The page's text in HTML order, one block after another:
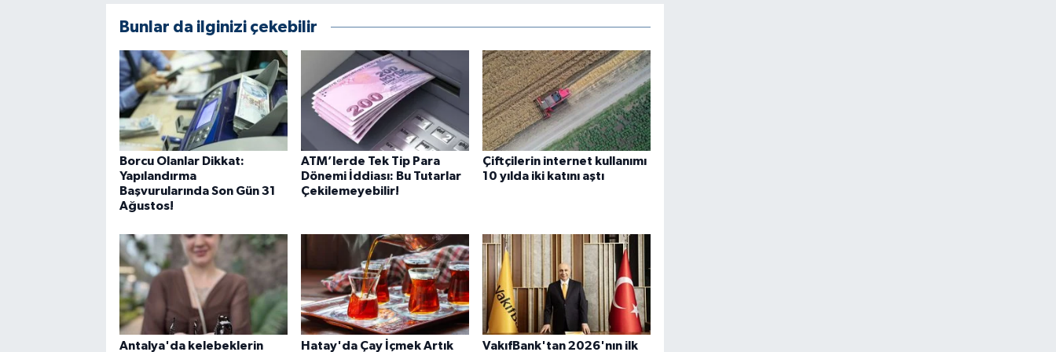
Bunlar da ilginizi çekebilir
Borcu Olanlar Dikkat:
Yapılandırma
Başvurularında Son Gün 31
Ağustos!
ATM’lerde Tek Tip Para
Dönemi İddiası: Bu Tutarlar
Çekilemeyebilir!
Çiftçilerin internet kullanımı
10 yılda iki katını aştı
Antalya'da kelebeklerin Hatay'da Çay İçmek Artık VakıfBank'tan 2026'nın ilk